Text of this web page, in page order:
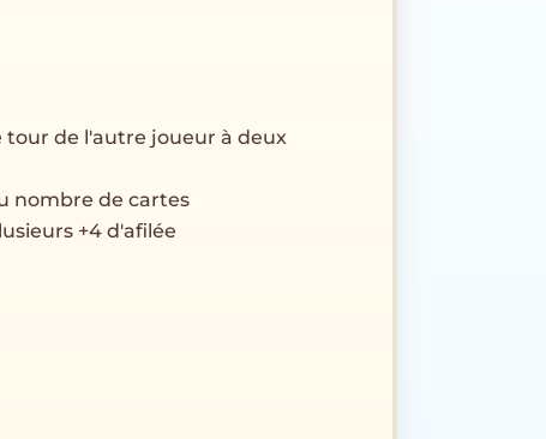
tour de l'autre joueur à deux
nombre de cartes
+4 d'afilée